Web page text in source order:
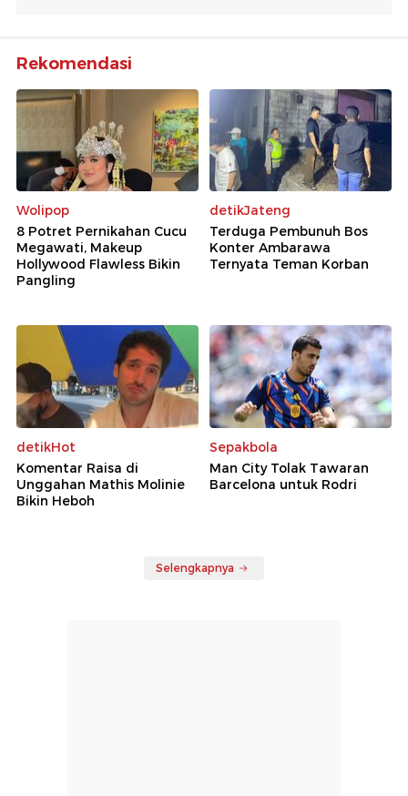
Rekomendasi
Wolipop
8 Potret Pernikahan Cucu
Megawati, Makeup
Hollywood Flawless Bikin
Pangling
detikJateng
Terduga Pembunuh Bos
Konter Ambarawa
Ternyata Teman Korban
detikHot
Komentar Raisa di
Unggahan Mathis Molinie
Bikin Heboh
Sepakbola
Man City Tolak Tawaran
Barcelona untuk Rodri
Selengkapnya